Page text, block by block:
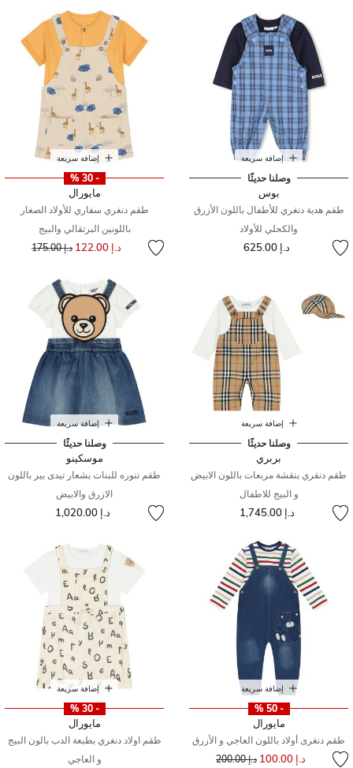
إضافة سريعة
وصلنا حديثًا
بوس
طقم هدية دنغري للأطفال باللون الأزرق
والكحلي للأولاد
د.إ 625.00
إضافة سريعة
- 30 %
مايورال
طقم دنغري سفاري للأولاد الصغار
باللونين البرتقالي والبيج
د.إ 122.00 سعر مخفض من
د.إ 175.00 إلى
إضافة سريعة
وصلنا حديثًا
بربري
طقم دنقري بنقشة مربعات باللون الابيض
و البيج للاطفال
د.إ 1,745.00
إضافة سريعة
وصلنا حديثًا
موسكينو
طقم تنوره للبنات بشعار تيدى بير باللون
الازرق والابيض
د.إ 1,020.00
إضافة سريعة
- 50 %
مايورال
طقم دنغرى أولاد باللون العاجي و الأزرق
د.إ 100.00 سعر مخفض مند.إ 200.00
إضافة سريعة
- 30 %
مايورال
طقم اولاد دنغري بطبعة الدب بالون البيج
و العاجي